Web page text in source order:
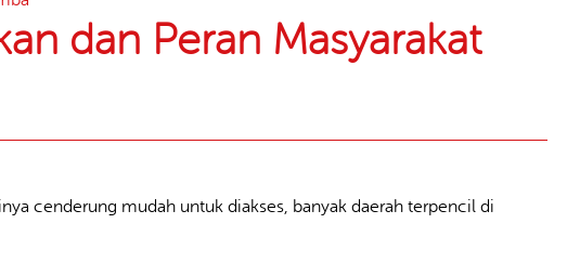
dan Peran Masyarakat
cenderung mudah untuk diakses, banyak daerah terpencil di